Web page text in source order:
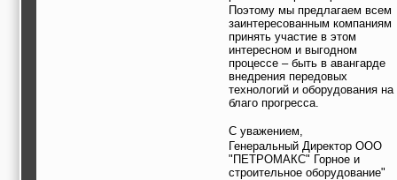
Поэтому мы предлагаем всем
заинтересованным компаниям
принять участие в этом
интересном и выгодном
процессе – быть в авангарде
внедрения передовых
технологий и оборудования на
благо прогресса.
С уважением,
Генеральный Директор ООО
"ПЕТРОМАКС" Горное и
строительное оборудование"